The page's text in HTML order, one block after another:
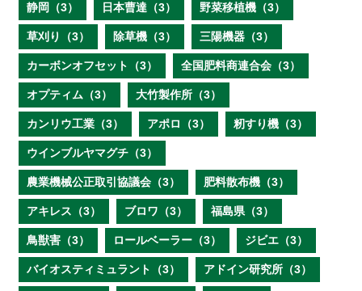
静岡（3） 日本曹達（3） 野菜移植機（3）
草刈り（3） 除草機（3） 三陽機器（3）
カーボンオフセット（3） 全国肥料商連合会（3）
オプティム（3） 大竹製作所（3）
カンリウ工業（3） アポロ（3） 籾すり機（3）
ウインブルヤマグチ（3）
農業機械公正取引協議会（3） 肥料散布機（3）
アキレス（3） ブロワ（3） 福島県（3）
鳥獣害（3） ロールベーラー（3） ジビエ（3）
バイオスティミュラント（3） アドイン研究所（3）